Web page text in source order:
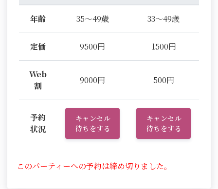
年齢 35～49歳 33～49歳
定価 9500円 1500円
Web
割
9000円 500円
予約
状況
キャンセル
待ちをする
キャンセル
待ちをする
このパーティーへの予約は締め切りました。